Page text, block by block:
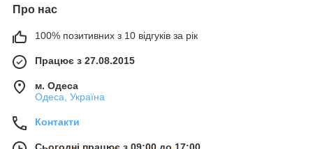
Про нас
100% позитивних з 10 відгуків за рік
Працює з 27.08.2015
м. Одеса
Одеса, Україна
Контакти